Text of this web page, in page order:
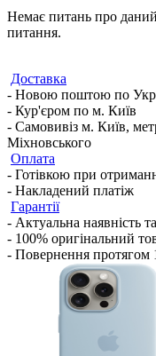
Немає питань про
питання.
Доставка
- Новою поштою по
- Кур'єром по м. Київ
- Самовивіз м. Київ,
Міхновського
Оплата
- Готівкою при
- Накладений платіж
Гарантії
- Актуальна наявність
- 100% оригінальний
- Повернення протягом